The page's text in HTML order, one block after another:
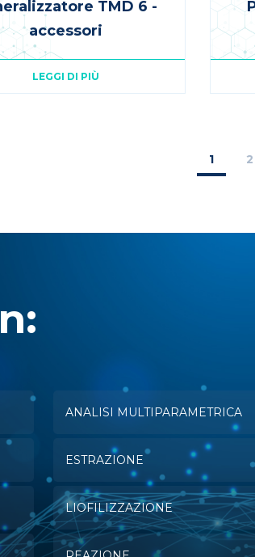
TMD 6 -
accessori
LEGGI DI PIÙ
Pagina
1 2
ANALISI MULTIPARAMETRICA
ESTRAZIONE
LIOFILIZZAZIONE